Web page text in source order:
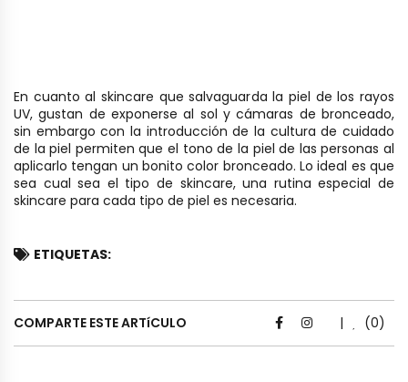
En cuanto al skincare que salvaguarda la piel de los rayos
UV, gustan de exponerse al sol y cámaras de bronceado,
sin embargo con la introducción de la cultura de cuidado
de la piel permiten que el tono de la piel de las personas al
aplicarlo tengan un bonito color bronceado. Lo ideal es que
sea cual sea el tipo de skincare, una rutina especial de
skincare para cada tipo de piel es necesaria.
ETIQUETAS:
COMPARTE ESTE ARTíCULO | (0)